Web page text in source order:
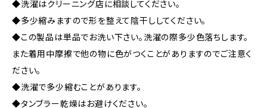
◆洗濯はクリーニング店に相談してください。
◆多少縮みますので形を整えて陰干ししてください。
◆この製品は単品でお洗い下さい。洗濯の際多少色落ちします。
また着用中摩擦で他の物に色がつくことがありますのでご注意く
ださい。
◆洗濯で多少縮むことがあります。
◆タンブラー乾燥はお避けください。